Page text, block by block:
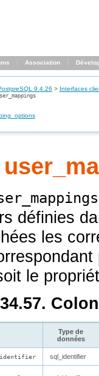
Association
9.4.26 > Interfaces
définies
les
le
Type de
données
sql_identifier